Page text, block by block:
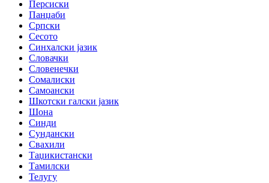
Персиски
Панџаби
Српски
Сесото
Синхалски јазик
Словачки
Словенечки
Сомалиски
Самоански
Шкотски галски јазик
Шона
Синди
Сундански
Свахили
Таџикистански
Тамилски
Телугу